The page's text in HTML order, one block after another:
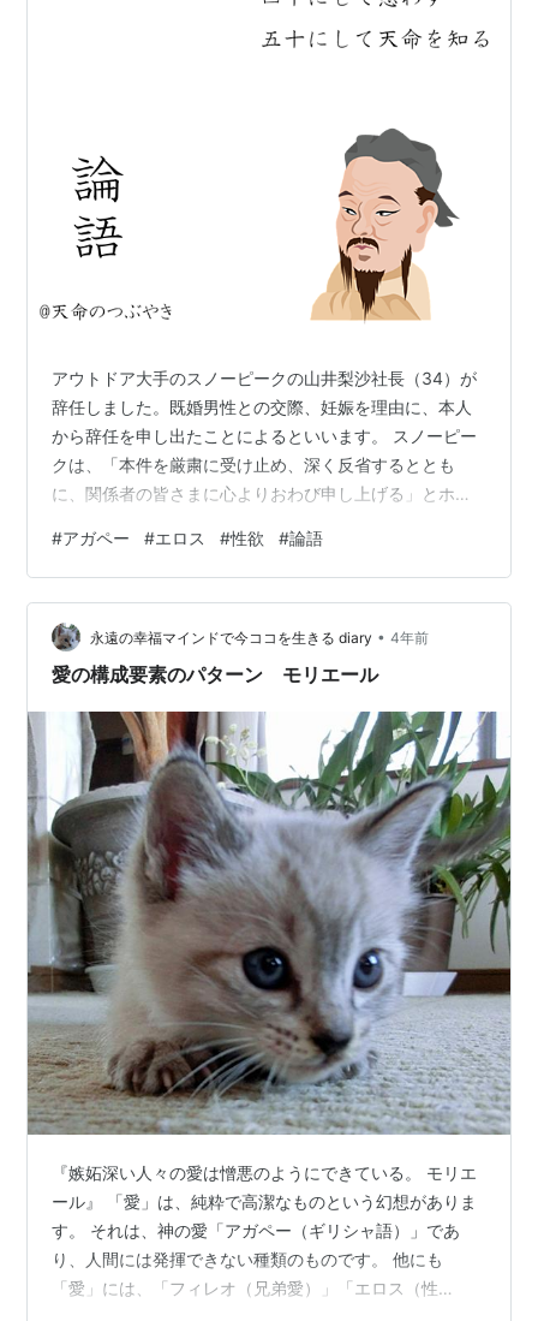
アウトドア大手のスノーピークの山井梨沙社長（34）が
辞任しました。既婚男性との交際、妊娠を理由に、本人
から辞任を申し出たことによるといいます。 スノーピー
クは、「本件を厳粛に受け止め、深く反省するととも
に、関係者の皆さまに心よりおわび申し上げる」とホー
山井梨沙が電撃辞任 梨沙氏は、創業家3代目として2020
年3月に社長に就任、アパレル事業を立ち上げるなど、企
画開発全体の責任者として成長を牽引してきたといいま
す。 残念なニュースです。 ENEOSホールディングスの
元会長だった杉森務氏の辞任理由が明らかにされまし
#アガペー #エロス #性欲 #論語
永遠の幸福マインドで今ココを生きる diary • 4年前
愛の構成要素のパターン モリエール
『嫉妬深い人々の愛は憎悪のようにできている。 モリエ
ール』 「愛」は、純粋で高潔なものという幻想がありま
す。 それは、神の愛「アガペー（ギリシャ語）」であ
り、人間には発揮できない種類のものです。 他にも
「愛」には、「フィレオ（兄弟愛）」「エロス（性